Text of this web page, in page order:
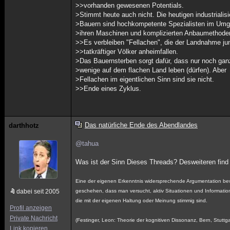
>>vorhanden gewesenen Potentials.
>Stimmt heute auch nicht. Die heutigen
>Bauern sind hochkompetente Spezialisten im
>ihren Maschinen und komplizierten
>>Es verbleiben "Fellachen", die der Landnahme
>>tatkräftiger Völker anheimfallen.
>Das Bauernsterben sorgt dafür, dass nur noch
>wenige auf dem flachen Land leben (dürfen). Aber
>Fellachen im eigentlichen Sinn sind sie nicht.
>>Ende eines Zyklus.
darthhotz
dabei seit 2005
Profil anzeigen
Private Nachricht
Link kopieren
Das natürliche Ende des Abendlandes
@tahua
Was ist der Sinn Dieses Threads? Desweiteren
Eine der eigenen Erkenntnis widersprechende Argumentation
geschehen, dass man versucht, aktiv Situationen und
die mit der eigenen Haltung oder Meinung stimmig sind.
(Festinger, Leon: Theorie der kognitiven Dissonanz, Bern,